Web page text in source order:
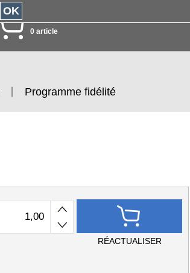
0 article
Programme fidélité
RÉACTUALISER
OK